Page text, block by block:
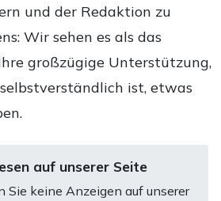
und der Redaktion zu
Wir sehen es als das
großzügige Unterstützung,
ist, etwas
auf unserer Seite
Sie keine Anzeigen auf unserer